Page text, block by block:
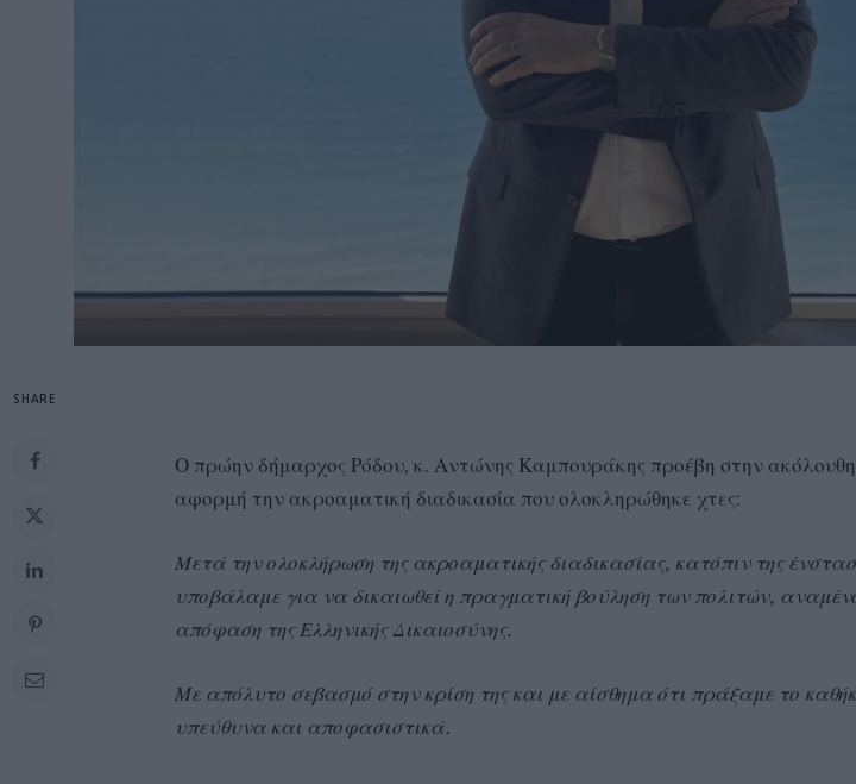
SHARE
Ο πρώην δήμαρχος Ρόδου, κ. Αντώνης Καμπουράκης προέβη στην
αφορμή την ακροαματική διαδικασία που ολοκληρώθηκε χτες:
Μετά την ολοκλήρωση της ακροαματικής διαδικασίας, κατόπιν της
υποβάλαμε για να δικαιωθεί η πραγματική βούληση των πολιτών,
απόφαση της Ελληνικής Δικαιοσύνης.
Με απόλυτο σεβασμό στην κρίση της και με αίσθημα ότι πράξαμε το
υπεύθυνα και αποφασιστικά.